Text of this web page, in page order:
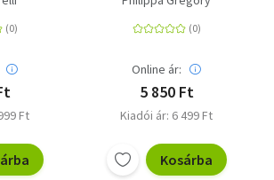
Ft
Online ár:
5 850 Ft
Kiadói ár: 6 499 Ft
Kosárba